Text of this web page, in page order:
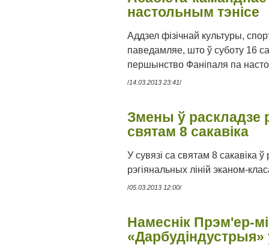
настольным тэнісе
Аддзел фізічнай культуры,
паведамляе, што ў суботу 16
першынство Фаніпаля па
/14.03.2013 23:41/
Змены ў раскладзе
святам 8 сакавіка
У сувязі са святам 8 сакавіка ў
рэгіянальных ліній эканом-
/05.03.2013 12:00/
Намеснік Прэм'ер-
«Дарбудіндустрыя»